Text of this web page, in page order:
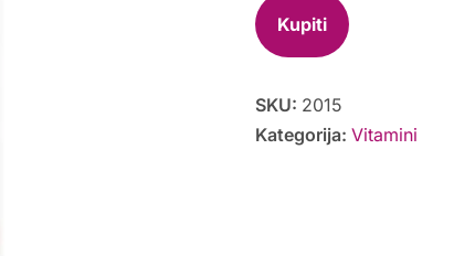
bila
je:
Kupiti
SKU: 2015
Kategorija: Vitamini